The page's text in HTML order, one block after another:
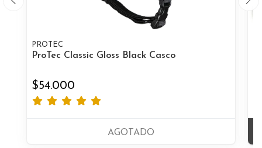
PROTEC
ProTec Classic Gloss Black Casco
$54.000
AGOTADO